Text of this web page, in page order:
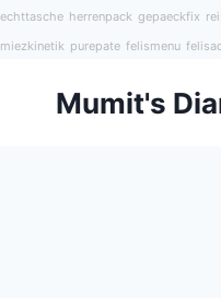
echttasche herrenpack gepaeckfix
miezkinetik purepate felismenu
Mumit's